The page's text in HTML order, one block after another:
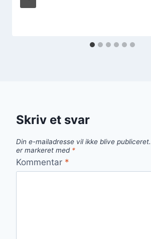
Skriv et svar
Din e-mailadresse vil ikke blive publiceret.
er markeret med *
Kommentar *